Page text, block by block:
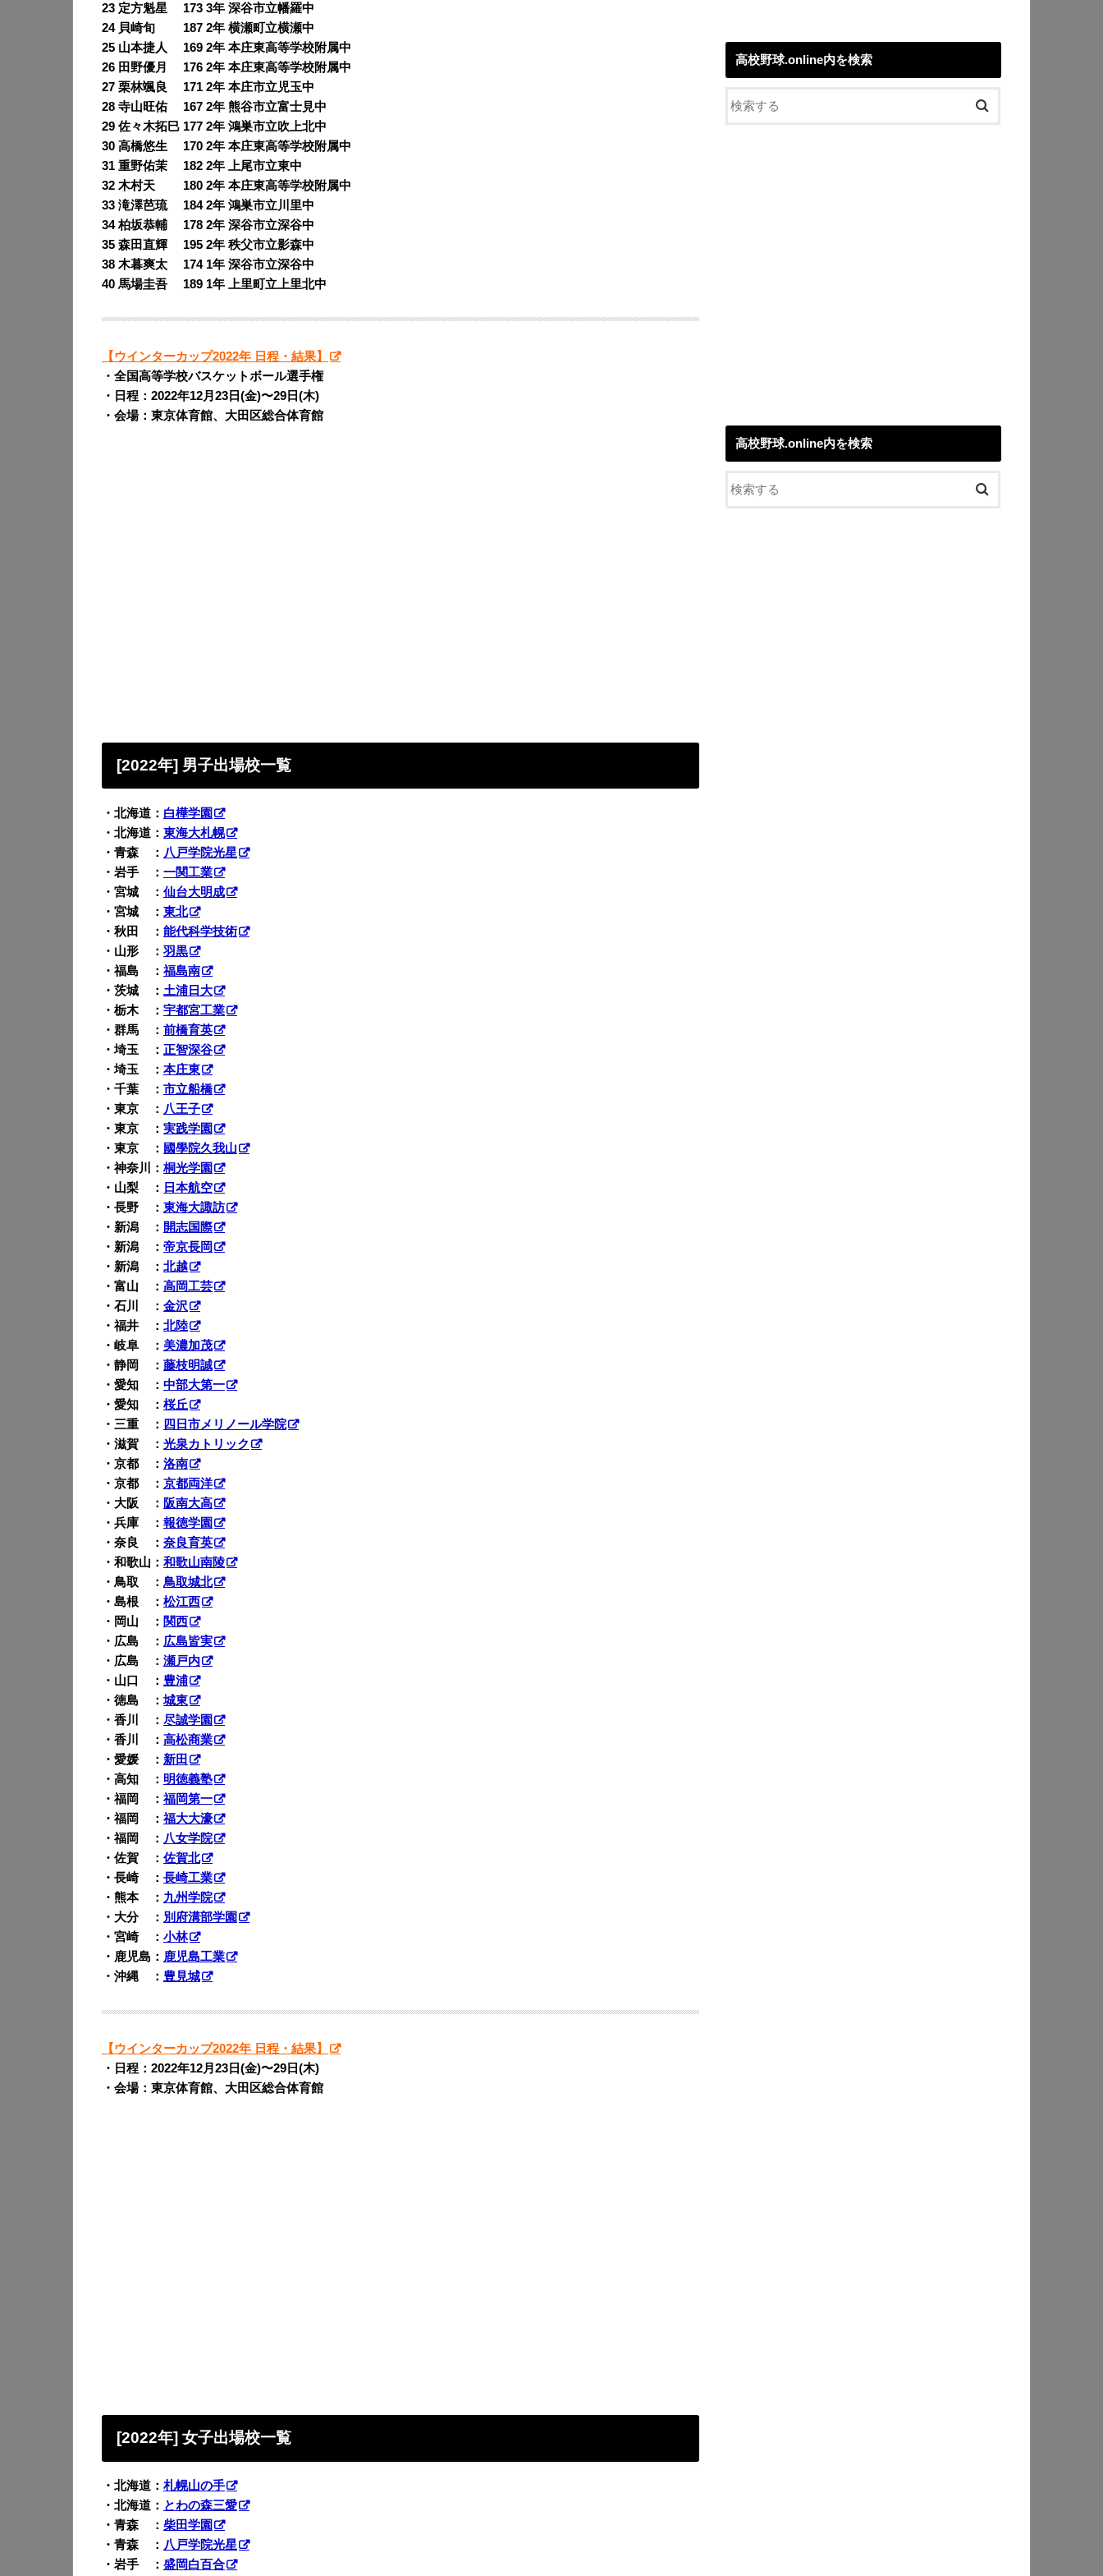
23 定方魁星 173 3年 深谷市立幡羅中
24 貝崎旬 187 2年 横瀬町立横瀬中
25 山本捷人 169 2年 本庄東高等学校附属中
26 田野優月 176 2年 本庄東高等学校附属中
27 栗林颯良 171 2年 本庄市立児玉中
28 寺山旺佑 167 2年 熊谷市立富士見中
29 佐々木拓巳 177 2年 鴻巣市立吹上北中
30 高橋悠生 170 2年 本庄東高等学校附属中
31 重野佑茉 182 2年 上尾市立東中
32 木村天 180 2年 本庄東高等学校附属中
33 滝澤芭琉 184 2年 鴻巣市立川里中
34 柏坂恭輔 178 2年 深谷市立深谷中
35 森田直輝 195 2年 秩父市立影森中
38 木暮爽太 174 1年 深谷市立深谷中
40 馬場圭吾 189 1年 上里町立上里北中
【ウインターカップ2022年 日程・結果】
・全国高等学校バスケットボール選手権
・日程：2022年12月23日(金)〜29日(木)
・会場：東京体育館、大田区総合体育館
[2022年] 男子出場校一覧
・北海道： 白樺学園
・北海道： 東海大札幌
・青森 ： 八戸学院光星
・岩手 ： 一関工業
・宮城 ： 仙台大明成
・宮城 ： 東北
・秋田 ： 能代科学技術
・山形 ： 羽黒
・福島 ： 福島南
・茨城 ： 土浦日大
・栃木 ： 宇都宮工業
・群馬 ： 前橋育英
・埼玉 ： 正智深谷
・埼玉 ： 本庄東
・千葉 ： 市立船橋
・東京 ： 八王子
・東京 ： 実践学園
・東京 ： 國學院久我山
・神奈川： 桐光学園
・山梨 ：
日本航空
・長野 ： 東海大諏訪
・新潟 ： 開志国際
・新潟 ： 帝京長岡
・新潟 ： 北越
・富山 ： 高岡工芸
・石川 ： 金沢
・福井 ： 北陸
・岐阜 ： 美濃加茂
・静岡 ： 藤枝明誠
・愛知 ： 中部大第一
・愛知 ： 桜丘
・三重 ： 四日市メリノール学院
・滋賀 ： 光泉カトリック
・京都 ： 洛南
・京都 ： 京都両洋
・大阪 ： 阪南大高
・兵庫 ： 報徳学園
・奈良 ： 奈良育英
・和歌山： 和歌山南陵
・鳥取 ： 鳥取城北
・島根 ： 松江西
・岡山 ： 関西
・広島 ： 広島皆実
・広島 ： 瀬戸内
・山口 ： 豊浦
・徳島 ：城東
・香川 ： 尽誠学園
・香川 ： 高松商業
・愛媛 ： 新田
・高知 ： 明徳義塾
・福岡 ： 福岡第一
・福岡 ： 福大大濠
・福岡 ： 八女学院
・佐賀 ： 佐賀北
・長崎 ： 長崎工業
・熊本 ： 九州学院
・大分 ： 別府溝部学園
・宮崎 ： 小林
・鹿児島： 鹿児島工業
・沖縄 ： 豊見城
【ウインターカップ2022年 日程・結果】
・日程：2022年12月23日(金)〜29日(木)
・会場：東京体育館、大田区総合体育館
[2022年] 女子出場校一覧
・北海道： 札幌山の手
・北海道： とわの森三愛
・青森 ： 柴田学園
・青森 ： 八戸学院光星
・岩手 ： 盛岡白百合
高校野球.online内を検索
高校野球.online内を検索